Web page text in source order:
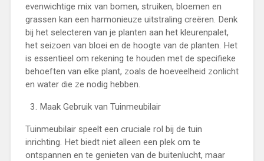
evenwichtige mix van bomen, struiken, bloemen en
grassen kan een harmonieuze uitstraling creëren. Denk
bij het selecteren van je planten aan het kleurenpalet,
het seizoen van bloei en de hoogte van de planten. Het
is essentieel om rekening te houden met de specifieke
behoeften van elke plant, zoals de hoeveelheid zonlicht
en water die ze nodig hebben.
Maak Gebruik van Tuinmeubilair
Tuinmeubilair speelt een cruciale rol bij de tuin
inrichting. Het biedt niet alleen een plek om te
ontspannen en te genieten van de buitenlucht, maar